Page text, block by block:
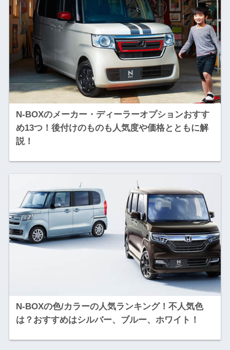
N-BOXのメーカー・ディーラーオプションおすす
め13つ！後付けのものも人気度や価格とともに解
説！
N-BOXの色/カラーの人気ランキング！不人気色
は？おすすめはシルバー、ブルー、ホワイト！